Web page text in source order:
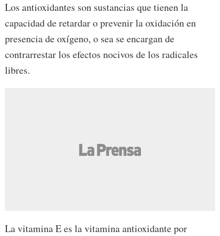
Los antioxidantes son sustancias que tienen la
capacidad de retardar o prevenir la oxidación en
presencia de oxígeno, o sea se encargan de
contrarrestar los efectos nocivos de los radicales
libres.
La vitamina E es la vitamina antioxidante por